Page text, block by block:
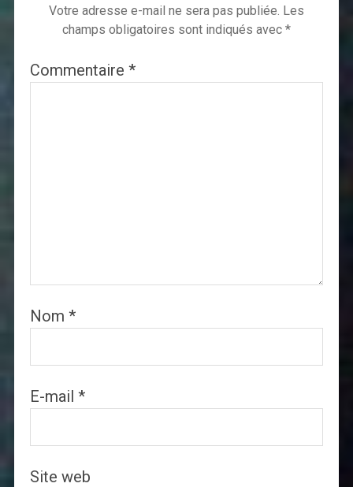
Votre adresse e-mail ne sera pas publiée. Les
champs obligatoires sont indiqués avec *
Commentaire *
Nom *
E-mail *
Site web